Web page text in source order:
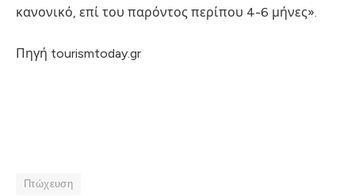
κανονικό, επί του παρόντος περίπου 4-6 μήνες».
Πηγή tourismtoday.gr
Πτώχευση